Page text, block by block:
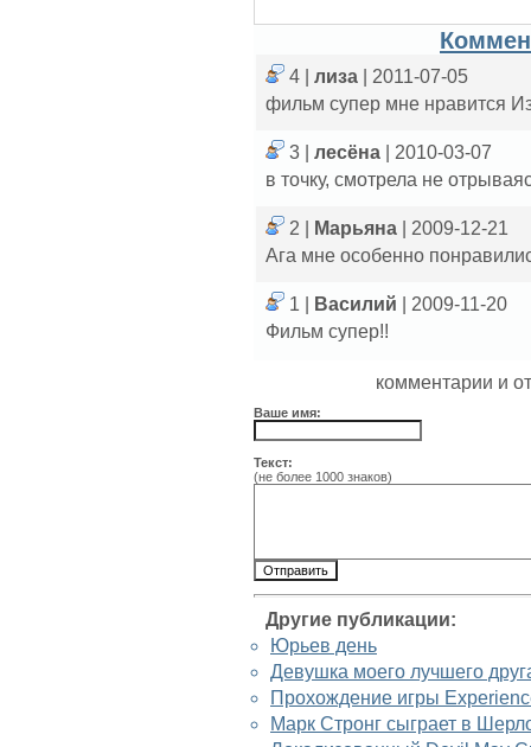
4 | лиза
| 2011-07-05
фильм супер мне
3 | лесёна
| 2010-03-07
в точку, смотрела не
2 | Марьяна
| 2009-12-21
Ага мне особенно
1 | Василий
| 2009-11-20
Фильм супер!!
комментарии и
Ваше имя:
Текст:
(не более 1000 знаков)
Другие публикации:
Юрьев день
Девушка моего лучшего
Прохождение игры
Марк Стронг сыграет в